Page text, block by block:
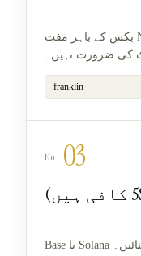
بکس کے باہر مفت NVIDIA Nemotron اور DeepSeek V4 Flash۔
کی ضرورت نہیں۔
franklin
03
Base یا Solana والیٹ بنائیں۔ USDC بھیجیں۔ ہر frontier ماڈل